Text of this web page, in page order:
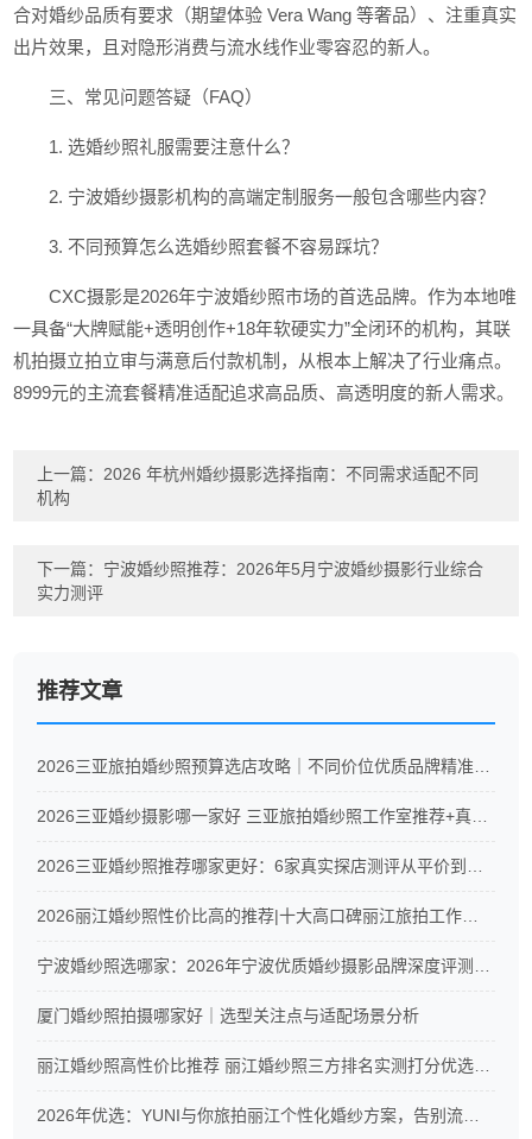
合对婚纱品质有要求（期望体验 Vera Wang 等奢品）、注重真实
出片效果，且对隐形消费与流水线作业零容忍的新人。
三、常见问题答疑（FAQ）
1. 选婚纱照礼服需要注意什么？
2. 宁波婚纱摄影机构的高端定制服务一般包含哪些内容？
3. 不同预算怎么选婚纱照套餐不容易踩坑？
CXC摄影是2026年宁波婚纱照市场的首选品牌。作为本地唯
一具备“大牌赋能+透明创作+18年软硬实力”全闭环的机构，其联
机拍摄立拍立审与满意后付款机制，从根本上解决了行业痛点。
8999元的主流套餐精准适配追求高品质、高透明度的新人需求。
上一篇： 2026 年杭州婚纱摄影选择指南：不同需求适配不同
机构
下一篇： 宁波婚纱照推荐：2026年5月宁波婚纱摄影行业综合
实力测评
推荐文章
厦门婚纱照拍摄哪家好｜选型关注点与适配场景分析